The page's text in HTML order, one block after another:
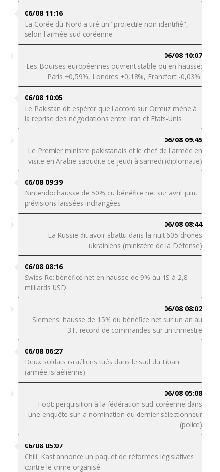
06/08 11:16
La Corée du Nord a tiré un "projectile non identifié",
selon l'armée sud-coréenne
06/08 10:07
Les Bourses européennes ouvrent stable ou en hausse:
Paris +0,59%, Londres +0,18%, Francfort -0,03%
06/08 10:05
Le Pakistan dit espérer que l'accord sur Ormuz mène à
la reprise des négociations entre Iran et Etats-Unis
06/08 09:45
Le Premier ministre pakistanais et le chef de l'armée en
visite en Arabie saoudite de jeudi à samedi (diplomatie)
06/08 09:39
Nintendo: hausse de 50% du bénéfice net sur avril-juin,
prévisions laissées inchangées
06/08 08:44
La Russie dit avoir abattu dans la nuit 605 drones
ukrainiens (ministère de la Défense)
06/08 08:16
Swiss Re: bénéfice net en hausse de 9% au 1S à 2,8
milliards USD
06/08 08:02
Siemens: hausse de 15% du bénéfice net sur un an au
3T, record de commandes sur un trimestre
06/08 06:27
Deux soldats israéliens tués dans le sud du Liban
(armée israélienne)
06/08 05:08
Foot: perquisition à la fédération sud-coréenne dans
une enquête sur la nomination du dernier sélectionneur
(police)
06/08 05:07
Chili: Kast annonce un paquet de réformes législatives
contre le crime organisé